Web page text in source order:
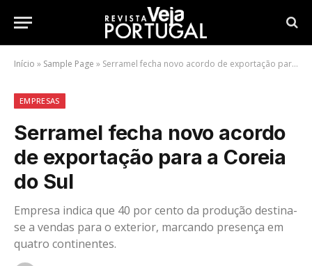
Início » Sample Page » Serramel fecha novo acordo de exportação para a Coreia do Sul
EMPRESAS
Serramel fecha novo acordo
de exportação para a Coreia
do Sul
Empresa indica que 40 por cento da produção destina-
se a vendas para o exterior, marcando presença em
quatro continentes.